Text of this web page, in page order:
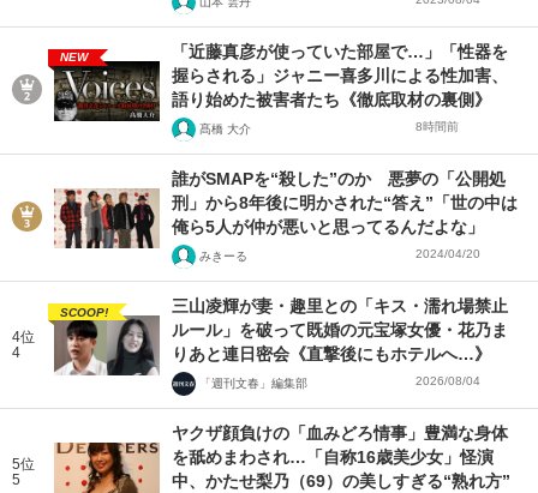
NEW
「近藤真彦が使っていた部屋で…」「性器を
握らされる」ジャニー喜多川による性加害、
語り始めた被害者たち《徹底取材の裏側》
髙橋 大介 8時間前
誰がSMAPを“殺した”のか 悪夢の「公開処
刑」から8年後に明かされた“答え”「世の中は
俺ら5人が仲が悪いと思ってるんだよな」
みきーる 2024/04/20
4位
4
SCOOP!
三山凌輝が妻・趣里との「キス・濡れ場禁止
ルール」を破って既婚の元宝塚女優・花乃ま
りあと連日密会《直撃後にもホテルへ…》
「週刊文春」編集部 2026/08/04
5位
5
ヤクザ顔負けの「血みどろ情事」豊満な身体
を舐めまわされ…「自称16歳美少女」怪演
中、かたせ梨乃（69）の美しすぎる“熟れ方”